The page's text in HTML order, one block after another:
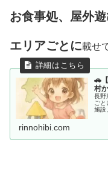
お食事処、屋外
エリアごとに載せ
🚗
村
長野
ご
施設
rinnohibi.com